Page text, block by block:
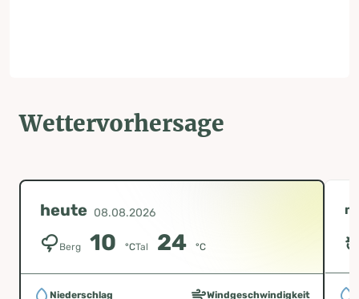
Wettervorhersage
heute 08.08.2026
Berg 10 °CTal 24 °C
Niederschlag Windgeschwindigkeit